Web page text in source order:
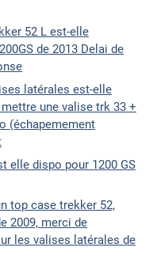
52 L est-elle
de 2013 Delai de
latérales est-elle
une valise trk 33 +
(échapemement
elle dispo pour 1200 GS
top case trekker 52,
2009, merci de
les valises latérales de